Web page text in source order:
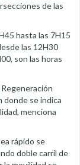
de las
hasta las 7H15
las 12H30
son las horas
donde se indica
menciona
rápido se
doble carril de